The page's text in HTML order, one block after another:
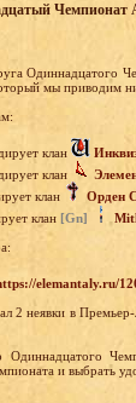
Чемпионат
Одиннадцатого
мы приводим
клан
клан
клан
Орден
клан [Gn]
elemantaly.ru/
2 неявки в
Одиннадцатого
и выбрать